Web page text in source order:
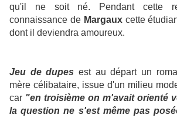
qu'il ne soit né. Pendant cette
connaissance de Margauxcette
dont il deviendra amoureux.
Jeu de dupes est au départ un
mère célibataire, issue d'un milieu
car "en troisième on m'avait orienté
la question ne s'est même pas